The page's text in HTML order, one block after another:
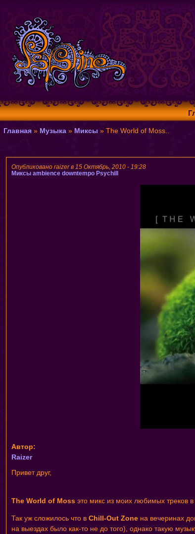
Главная » Музыка » Миксы » The World of Moss..
Опубликовано raizer в 15 Октябрь, 2010 - 19:28
Миксы ambience downtempo Psychill
Автор:
Raizer
Привет друг,
The World of Moss это микс из моих любимых треков
Так уж сложилось что вСhill-Out Zone на вечеринах
на выездах было как-то не до того), однако такую